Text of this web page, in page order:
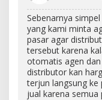
Sebenarnya
yang kami minta
pasar agar
tersebut karena
otomatis agen
distributor kan
terjun langsung
jual karena semua